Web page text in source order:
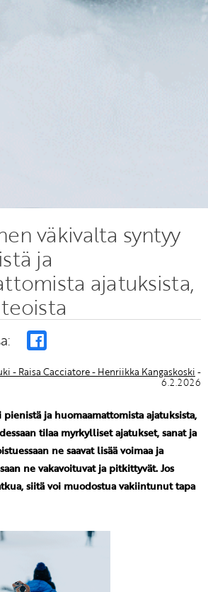
väkivalta syntyy
ja
ajatuksista,
- Raisa Cacciatore - Henriikka Kangaskoski -
6.2.2026
ja huomaamattomista ajatuksista,
tilaa myrkylliset ajatukset, sanat ja
ne saavat lisää voimaa ja
ne vakavoituvat ja pitkittyvät. Jos
siitä voi muodostua vakiintunut tapa